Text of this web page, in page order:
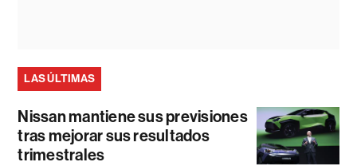
LAS ÚLTIMAS
Nissan mantiene sus previsiones
tras mejorar sus resultados
trimestrales